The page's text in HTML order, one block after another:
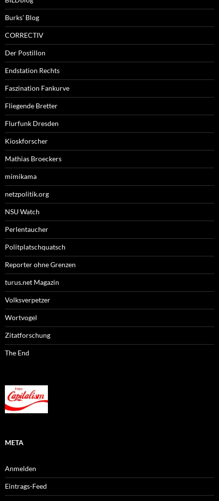
Burks’ Blog
CORRECTIV
Der Postillon
Endstation Rechts
Faszination Fankurve
Fliegende Bretter
Flurfunk Dresden
Kioskforscher
Mathias Broeckers
mimikama
netzpolitik.org
NSU Watch
Perlentaucher
Politplatschquatsch
Reporter ohne Grenzen
turus.net Magazin
Volksverpetzer
Wortvogel
Zitatforschung
The End
META
Anmelden
Eintrags-Feed